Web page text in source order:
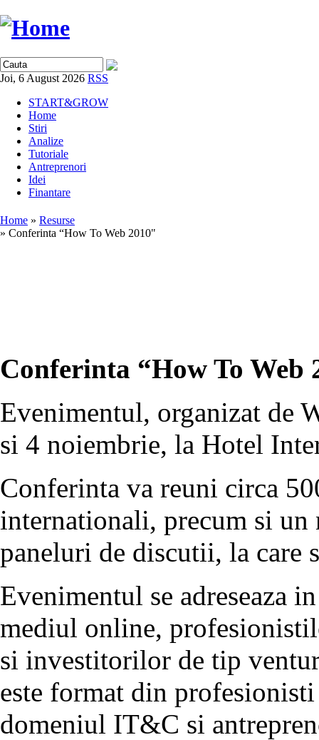
Joi, 6 August 2026 RSS
START&GROW
Home
Stiri
Analize
Tutoriale
Antreprenori
Idei
Finantare
Home » Resurse
» Conferinta “How To Web 2010"
Conferinta “How To Web
Evenimentul, organizat de
si 4 noiembrie, la Hotel
Conferinta va reuni circa
internationali, precum si un
paneluri de discutii, la care
Evenimentul se adreseaza
mediul online,
si investitorilor de tip
este format din
domeniul IT&C si